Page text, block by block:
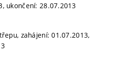
ukončení: 28.07.2013
zahájení: 01.07.2013,